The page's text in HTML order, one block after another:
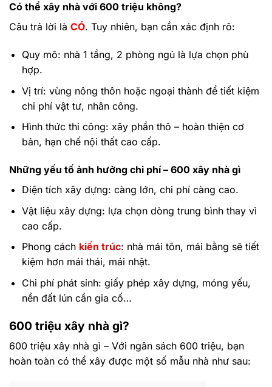
Có thể xây nhà với 600 triệu không?
Câu trả lời là CÓ. Tuy nhiên, bạn cần xác định rõ:
Quy mô: nhà 1 tầng, 2 phòng ngủ là lựa chọn phù
hợp.
Vị trí: vùng nông thôn hoặc ngoại thành để tiết kiệm
chi phí vật tư, nhân công.
Hình thức thi công: xây phần thô – hoàn thiện cơ
bản, hạn chế nội thất cao cấp.
Những yếu tố ảnh hưởng chi phí – 600 xây nhà gì
Diện tích xây dựng: càng lớn, chi phí càng cao.
Vật liệu xây dựng: lựa chọn dòng trung bình thay vì
cao cấp.
Phong cách kiến trúc: nhà mái tôn, mái bằng sẽ tiết
kiệm hơn mái thái, mái nhật.
Chi phí phát sinh: giấy phép xây dựng, móng yếu,
nền đất lún cần gia cố…
600 triệu xây nhà gì?
600 triệu xây nhà gì – Với ngân sách 600 triệu, bạn
hoàn toàn có thể xây được một số mẫu nhà như sau: